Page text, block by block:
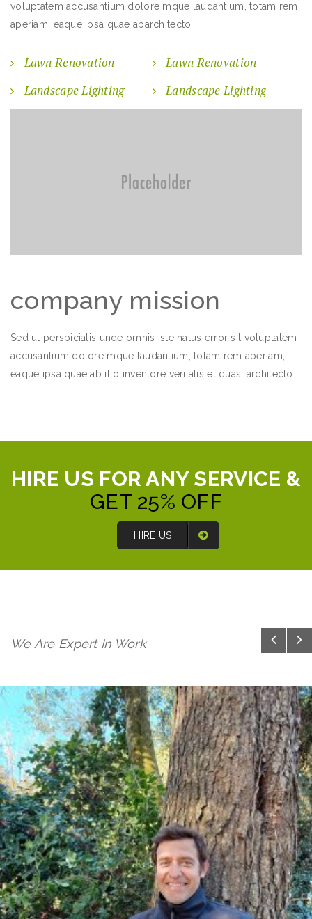
voluptatem accusantium dolore mque laudantium, totam rem
aperiam, eaque ipsa quae abarchitecto.
Lawn Renovation
Landscape Lighting
Lawn Renovation
Landscape Lighting
company mission
Sed ut perspiciatis unde omnis iste natus error sit voluptatem
accusantium dolore mque laudantium, totam rem aperiam,
eaque ipsa quae ab illo inventore veritatis et quasi architecto
HIRE US FOR ANY SERVICE &
GET 25% OFF
HIRE US
We Are Expert In Work